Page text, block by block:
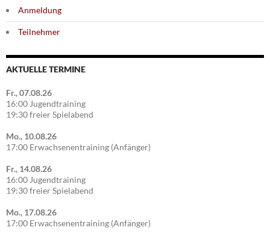
Anmeldung
Teilnehmer
AKTUELLE TERMINE
Fr., 07.08.26
16:00 Jugendtraining
19:30 freier Spielabend
Mo., 10.08.26
17:00 Erwachsenentraining (Anfänger)
Fr., 14.08.26
16:00 Jugendtraining
19:30 freier Spielabend
Mo., 17.08.26
17:00 Erwachsenentraining (Anfänger)